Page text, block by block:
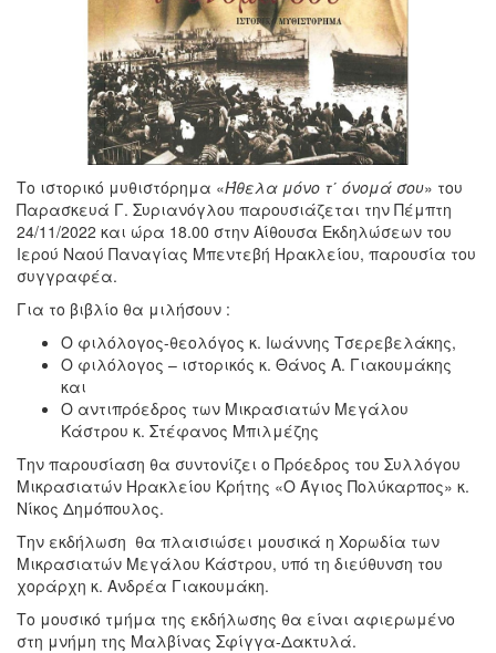
Το ιστορικό μυθιστόρημα «Ήθελα μόνο τ΄ όνομά σου» του
Παρασκευά Γ. Συριανόγλου παρουσιάζεται την Πέμπτη
24/11/2022 και ώρα 18.00 στην Αίθουσα Εκδηλώσεων του
Ιερού Ναού Παναγίας Μπεντεβή Ηρακλείου, παρουσία του
συγγραφέα.
Για το βιβλίο θα μιλήσουν :
Ο φιλόλογος-θεολόγος κ. Ιωάννης Τσερεβελάκης,
Ο φιλόλογος – ιστορικός κ. Θάνος Α. Γιακουμάκης
και
Ο αντιπρόεδρος των Μικρασιατών Μεγάλου
Κάστρου κ. Στέφανος Μπιλμέζης
Την παρουσίαση θα συντονίζει ο Πρόεδρος του Συλλόγου
Μικρασιατών Ηρακλείου Κρήτης «Ο Άγιος Πολύκαρπος» κ.
Νίκος Δημόπουλος.
Την εκδήλωση θα πλαισιώσει μουσικά η Χορωδία των
Μικρασιατών Μεγάλου Κάστρου, υπό τη διεύθυνση του
χοράρχη κ. Ανδρέα Γιακουμάκη.
Το μουσικό τμήμα της εκδήλωσης θα είναι αφιερωμένο
στη μνήμη της Μαλβίνας Σφίγγα-Δακτυλά.